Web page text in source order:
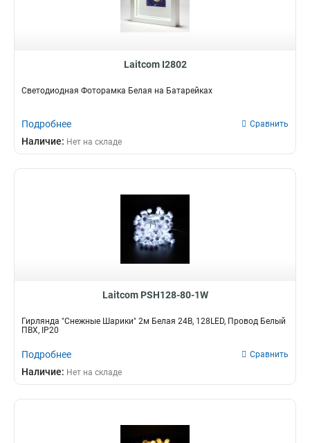
Laitcom I2802
Светодиодная Фоторамка Белая на Батарейках
Подробнее Сравнить
Наличие: Нет на складе
Laitcom PSH128-80-1W
Гирлянда "Снежные Шарики" 2м Белая 24В, 128LED, Провод Белый
ПВХ, IP20
Подробнее Сравнить
Наличие: Нет на складе